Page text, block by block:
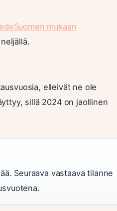
mukaan
elleivät ne ole
sillä 2024 on jaollinen
Seuraava vastaava tilanne